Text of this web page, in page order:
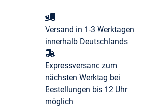
Versand in 1-3 Werktagen
innerhalb Deutschlands
Expressversand zum
nächsten Werktag bei
Bestellungen bis 12 Uhr
möglich